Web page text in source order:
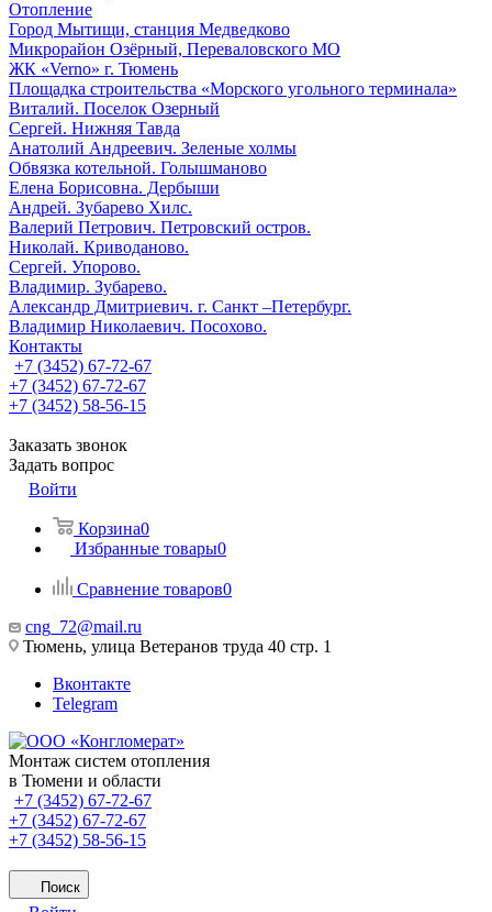
Отопление
Город Мытищи, станция Медведково
Микрорайон Озёрный, Переваловского МО
ЖК «Verno» г. Тюмень
Площадка строительства «Морского угольного терминала»
Виталий. Поселок Озерный
Сергей. Нижняя Тавда
Анатолий Андреевич. Зеленые холмы
Обвязка котельной. Голышманово
Елена Борисовна. Дербыши
Андрей. Зубарево Хилс.
Валерий Петрович. Петровский остров.
Николай. Криводаново.
Сергей. Упорово.
Владимир. Зубарево.
Александр Дмитриевич. г. Санкт –Петербург.
Владимир Николаевич. Посохово.
Контакты
+7 (3452) 67-72-67
+7 (3452) 67-72-67
+7 (3452) 58-56-15
Заказать звонок
Задать вопрос
Войти
Корзина0
Избранные товары0
Сравнение товаров0
cng_72@mail.ru
Тюмень, улица Ветеранов труда 40 стр. 1
Вконтакте
Telegram
Монтаж систем отопления
в Тюмени и области
+7 (3452) 67-72-67
+7 (3452) 67-72-67
+7 (3452) 58-56-15
Поиск